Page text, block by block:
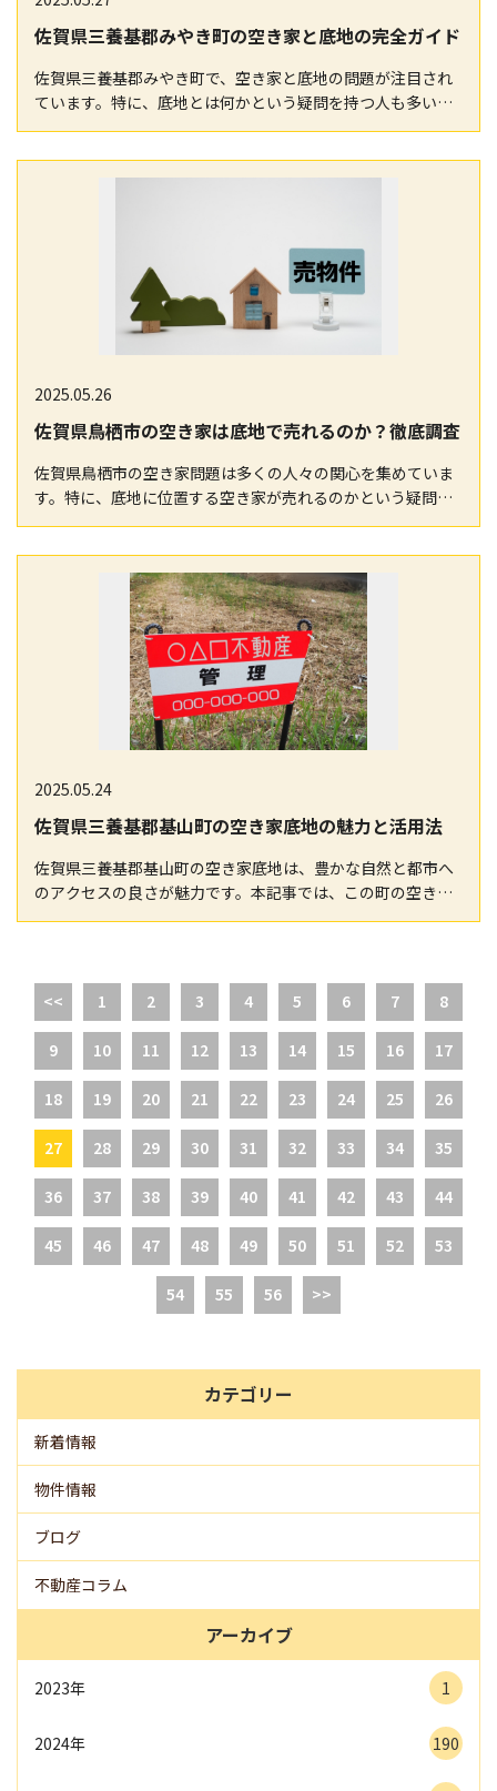
佐賀県三養基郡みやき町の空き家と底地の完全ガイド
佐賀県三養基郡みやき町で、空き家と底地の問題が注目され
ています。特に、底地とは何かという疑問を持つ人も多いで
しょう。底地とは、建物が建つ土地の所有権を指します…
2025.05.26
佐賀県鳥栖市の空き家は底地で売れるのか？徹底調査
佐賀県鳥栖市の空き家問題は多くの人々の関心を集めていま
す。特に、底地に位置する空き家が売れるのかという疑問を
抱えている方も多いでしょう。本記事では、鳥栖市の不…
2025.05.24
佐賀県三養基郡基山町の空き家底地の魅力と活用法
佐賀県三養基郡基山町の空き家底地は、豊かな自然と都市へ
のアクセスの良さが魅力です。本記事では、この町の空き家
が売れない理由を探り、効果的な活用方法を提案します…
<< 1 2 3 4 5 6 7 8
9 10 11 12 13 14 15 16 17
18 19 20 21 22 23 24 25 26
27 28 29 30 31 32 33 34 35
36 37 38 39 40 41 42 43 44
45 46 47 48 49 50 51 52 53
54 55 56 >>
カテゴリー
新着情報
物件情報
ブログ
不動産コラム
アーカイブ
2023年 1
2024年 190